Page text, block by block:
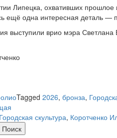
Липецка, охвативших
ещё одна интересная деталь —
выступили врио мэра
Tagged 2026, бронза,
Городская скультура, Коротченко